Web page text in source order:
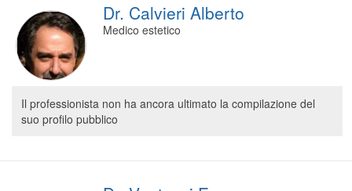
Dr. Calvieri Alberto
Medico estetico
Il professionista non ha ancora ultimato la compilazione del
suo profilo pubblico